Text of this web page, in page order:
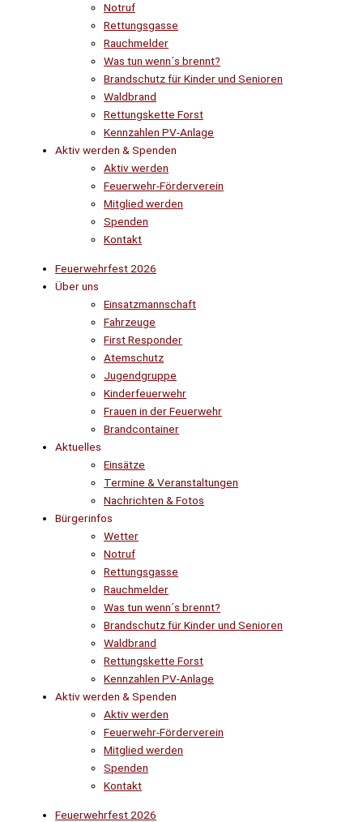
Notruf
Rettungsgasse
Rauchmelder
Was tun wenn´s brennt?
Brandschutz für Kinder und Senioren
Waldbrand
Rettungskette Forst
Kennzahlen PV-Anlage
Aktiv werden & Spenden
Aktiv werden
Feuerwehr-Förderverein
Mitglied werden
Spenden
Kontakt
Feuerwehrfest 2026
Über uns
Einsatzmannschaft
Fahrzeuge
First Responder
Atemschutz
Jugendgruppe
Kinderfeuerwehr
Frauen in der Feuerwehr
Brandcontainer
Aktuelles
Einsätze
Termine & Veranstaltungen
Nachrichten & Fotos
Bürgerinfos
Wetter
Notruf
Rettungsgasse
Rauchmelder
Was tun wenn´s brennt?
Brandschutz für Kinder und Senioren
Waldbrand
Rettungskette Forst
Kennzahlen PV-Anlage
Aktiv werden & Spenden
Aktiv werden
Feuerwehr-Förderverein
Mitglied werden
Spenden
Kontakt
Feuerwehrfest 2026